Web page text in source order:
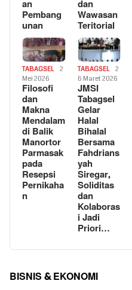
an
Pembang
unan
dan
Wawasan
Teritorial
TABAGSEL
2
Mei 2026
Filosofi
dan
Makna
Mendalam
di Balik
Manortor
Parmasak
pada
Resepsi
Pernikaha
n
TABAGSEL
2
6 Maret 2026
JMSI
Tabagsel
Gelar
Halal
Bihalal
Bersama
Fahdrians
yah
Siregar,
Soliditas
dan
Kolaboras
i Jadi
Priori…
BISNIS & EKONOMI